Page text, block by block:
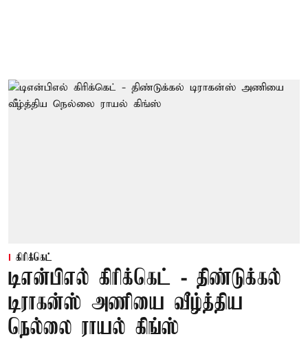
கிரிக்கெட்
டிஎன்பிஎல் கிரிக்கெட் - திண்டுக்கல்
டிராகன்ஸ் அணியை வீழ்த்திய
நெல்லை ராயல் கிங்ஸ்